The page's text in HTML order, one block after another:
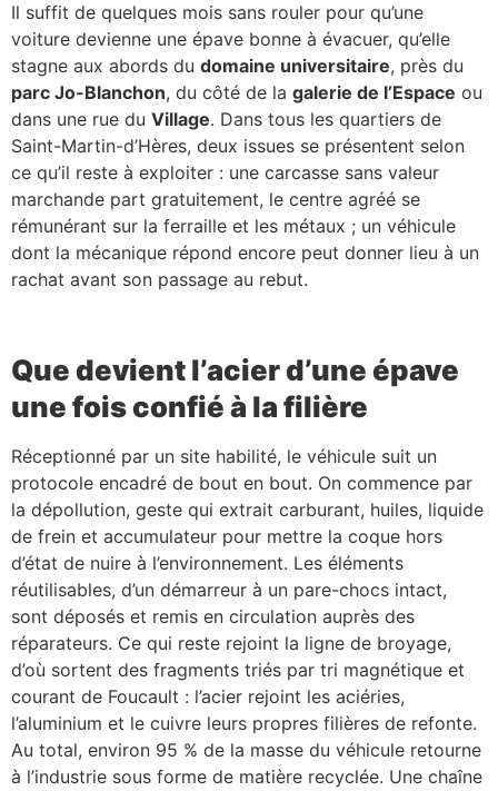
Il suffit de quelques mois sans rouler pour qu’une
voiture devienne une épave bonne à évacuer, qu’elle
stagne aux abords du domaine universitaire, près du
parc Jo-Blanchon, du côté de la galerie de l’Espace ou
dans une rue du Village. Dans tous les quartiers de
Saint-Martin-d’Hères, deux issues se présentent selon
ce qu’il reste à exploiter : une carcasse sans valeur
marchande part gratuitement, le centre agréé se
rémunérant sur la ferraille et les métaux ; un véhicule
dont la mécanique répond encore peut donner lieu à un
rachat avant son passage au rebut.
Que devient l’acier d’une épave
une fois confié à la filière
Réceptionné par un site habilité, le véhicule suit un
protocole encadré de bout en bout. On commence par
la dépollution, geste qui extrait carburant, huiles, liquide
de frein et accumulateur pour mettre la coque hors
d’état de nuire à l’environnement. Les éléments
réutilisables, d’un démarreur à un pare-chocs intact,
sont déposés et remis en circulation auprès des
réparateurs. Ce qui reste rejoint la ligne de broyage,
d’où sortent des fragments triés par tri magnétique et
courant de Foucault : l’acier rejoint les aciéries,
l’aluminium et le cuivre leurs propres filières de refonte.
Au total, environ 95 % de la masse du véhicule retourne
à l’industrie sous forme de matière recyclée. Une chaîne